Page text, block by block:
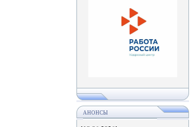
АНОНСЫ